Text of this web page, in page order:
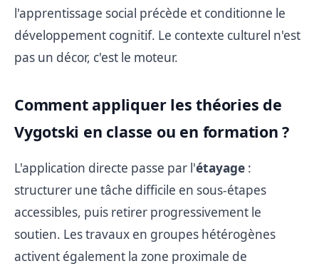
l'apprentissage social précède et conditionne le
développement cognitif. Le contexte culturel n'est
pas un décor, c'est le moteur.
Comment appliquer les théories de
Vygotski en classe ou en formation ?
L'application directe passe par l'étayage :
structurer une tâche difficile en sous-étapes
accessibles, puis retirer progressivement le
soutien. Les travaux en groupes hétérogènes
activent également la zone proximale de